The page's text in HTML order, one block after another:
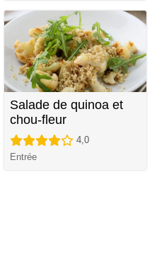
Salade de quinoa et
chou-fleur
4,0
Entrée